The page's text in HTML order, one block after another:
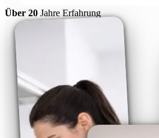
Über 20 Jahre Erfahrung